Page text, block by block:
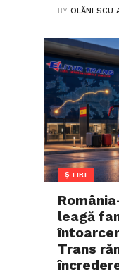
BYOLĂNESCU
ȘTIRI
leagă
Trans